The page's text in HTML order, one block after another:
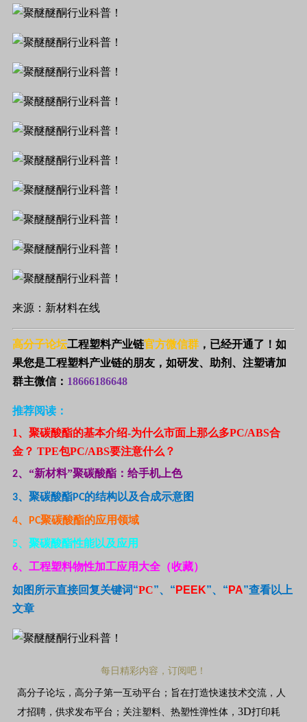
来源：新材料在线
高分子论坛工程塑料产业链官方微信群 ，已经开通了！如
果您是工程塑料产业链的朋友，如研发、助剂、注塑请加
群主微信： 18666186648
推荐阅读：
1、聚碳酸酯的基本介绍-为什么市面上那么多PC/ABS合
金？ TPE包PC/ABS要注意什么？
2、“新材料”聚碳酸酯：给手机上色
3、聚碳酸酯PC的结构以及合成示意图
4、 PC聚碳酸酯的应用领域
5、聚碳酸酯性能以及应用
6、工程塑料物性加工应用大全（收藏）
如图所示直接回复关键词“PC”、“ PEEK”、“ PA”查看以上
文章
每日精彩内容，订阅吧！
高分子论坛，高分子第一互动平台；旨在打造快速技术交流，人
才招聘，供求发布平台；关注塑料、热塑性弹性体， 3D打印耗